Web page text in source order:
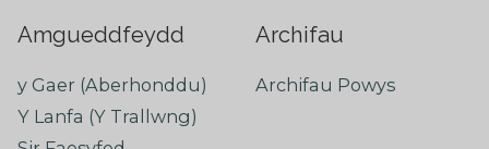
Amgueddfeydd
y Gaer (Aberhonddu)
Y Lanfa (Y Trallwng)
Archifau
Archifau Powys